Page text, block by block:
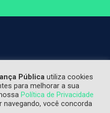
Pública utiliza cookies
para melhorar a sua
Política de Privacidade
navegando, você concorda